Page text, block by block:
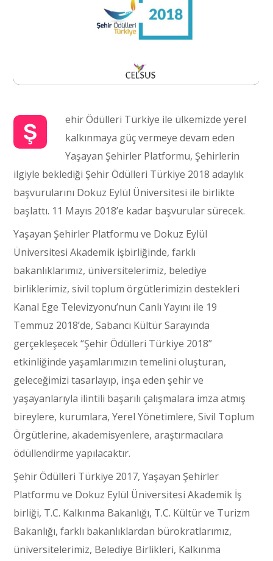
Ş
ehir Ödülleri Türkiye ile ülkemizde yerel
kalkınmaya güç vermeye devam eden
Yaşayan Şehirler Platformu, Şehirlerin
ilgiyle beklediği Şehir Ödülleri Türkiye 2018 adaylık
başvurularını Dokuz Eylül Üniversitesi ile birlikte
başlattı. 11 Mayıs 2018’e kadar başvurular sürecek.
Yaşayan Şehirler Platformu ve Dokuz Eylül
Üniversitesi Akademik işbirliğinde, farklı
bakanlıklarımız, üniversitelerimiz, belediye
birliklerimiz, sivil toplum örgütlerimizin destekleri
Kanal Ege Televizyonu’nun Canlı Yayını ile 19
Temmuz 2018’de, Sabancı Kültür Sarayında
gerçekleşecek “Şehir Ödülleri Türkiye 2018”
etkinliğinde yaşamlarımızın temelini oluşturan,
geleceğimizi tasarlayıp, inşa eden şehir ve
yaşayanlarıyla ilintili başarılı çalışmalara imza atmış
bireylere, kurumlara, Yerel Yönetimlere, Sivil Toplum
Örgütlerine, akademisyenlere, araştırmacılara
ödüllendirme yapılacaktır.
Şehir Ödülleri Türkiye 2017, Yaşayan Şehirler
Platformu ve Dokuz Eylül Üniversitesi Akademik İş
birliği, T.C. Kalkınma Bakanlığı, T.C. Kültür ve Turizm
Bakanlığı, farklı bakanlıklardan bürokratlarımız,
üniversitelerimiz, Belediye Birlikleri, Kalkınma